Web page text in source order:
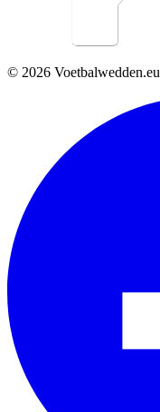
© 2026 Voetbalwedden.eu